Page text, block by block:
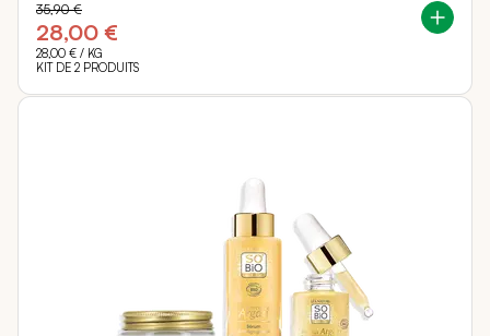
28,00 €
35,90 €
28,00 € / KG
KIT DE 2 PRODUITS